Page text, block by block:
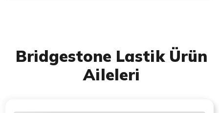
Bridgestone Lastik Ürün
Aileleri